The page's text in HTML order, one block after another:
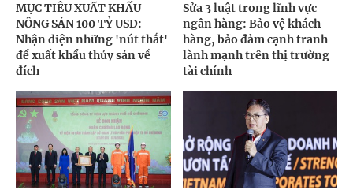
MỤC TIÊU XUẤT KHẨU
NÔNG SẢN 100 TỶ USD:
Nhận diện những 'nút thắt'
để xuất khẩu thủy sản về
đích
Sửa 3 luật trong lĩnh vực
ngân hàng: Bảo vệ khách
hàng, bảo đảm cạnh tranh
lành mạnh trên thị trường
tài chính